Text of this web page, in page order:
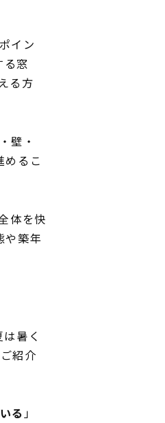
イン
窓
る方
壁・
めるこ
体を快
や築年
暑く
紹介
る 」